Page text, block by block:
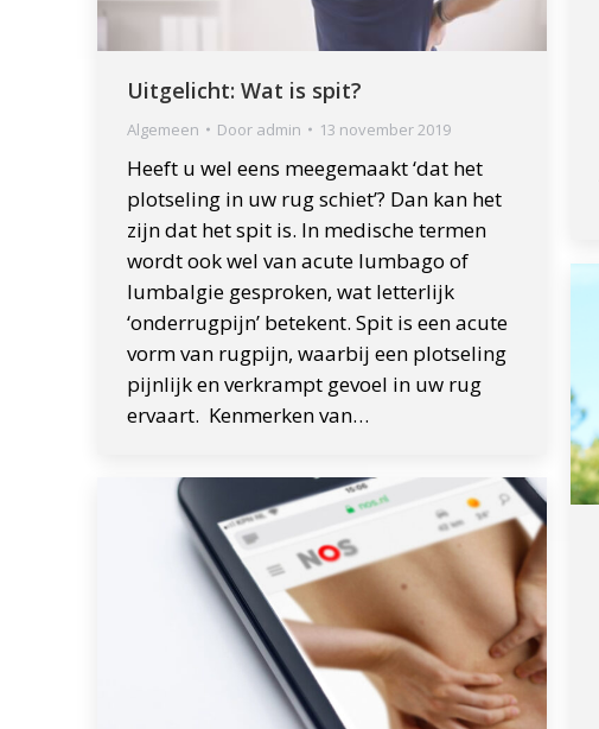
Uitgelicht: Wat is spit?
Algemeen Door admin 13 november 2019
Heeft u wel eens meegemaakt ‘dat het
plotseling in uw rug schiet’? Dan kan het
zijn dat het spit is. In medische termen
wordt ook wel van acute lumbago of
lumbalgie gesproken, wat letterlijk
‘onderrugpijn’ betekent. Spit is een acute
vorm van rugpijn, waarbij een plotseling
pijnlijk en verkrampt gevoel in uw rug
ervaart. Kenmerken van…